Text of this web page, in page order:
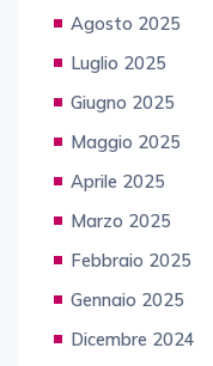
Agosto 2025
Luglio 2025
Giugno 2025
Maggio 2025
Aprile 2025
Marzo 2025
Febbraio 2025
Gennaio 2025
Dicembre 2024